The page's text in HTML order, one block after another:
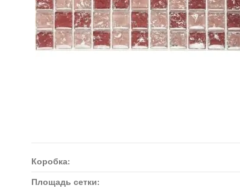
Коробка:
Площадь сетки: